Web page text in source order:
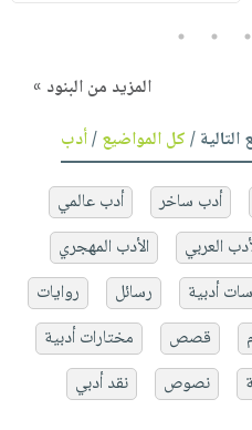
3
4
5
المزيد من البنود »
/كل المواضيع/أدب
أدب ساخر
أدب عالمي
العربي
الأدب المهجري
أدبية رسائل
روايات
قصص
مختارات أدبية
نصوص نقد أدبي